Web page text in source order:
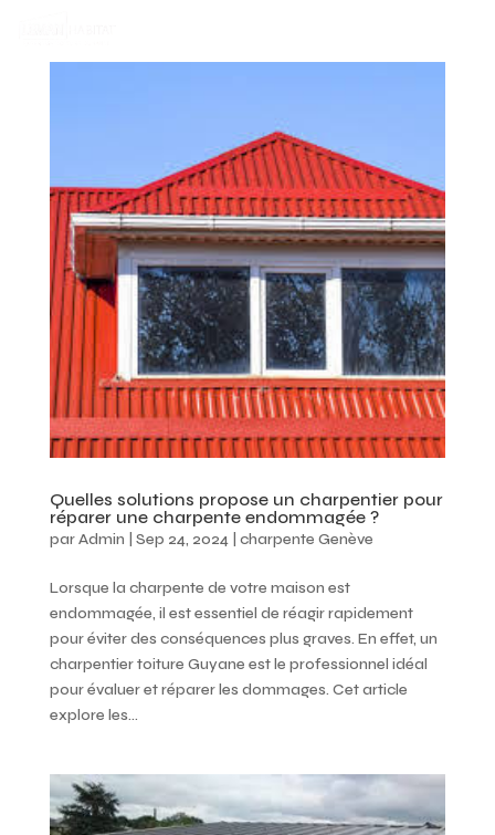
Quelles solutions propose un charpentier pour
réparer une charpente endommagée ?
parAdmin Sep 24, 2024| charpente Genève
Lorsque la charpente de votre maison est
endommagée, il est essentiel de réagir rapidement
pour éviter des conséquences plus graves. En effet, un
charpentier toiture Guyane est le professionnel idéal
pour évaluer et réparer les dommages. Cet article
explore les...